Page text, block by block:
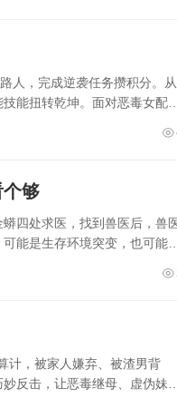
人，完成逆袭任务攒积分。从
能扭转乾坤。面对恶毒女配
个够
四处求医，找到兽医后，兽
能是生存环境突变，也可能
计，被家人嫌弃、被渣男背
反击，让恶毒继母、虚伪妹